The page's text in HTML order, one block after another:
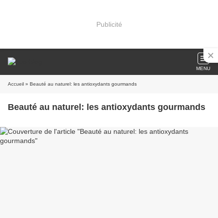
Publicité
MENU
Accueil » Beauté au naturel: les antioxydants gourmands
Beauté au naturel: les antioxydants gourmands